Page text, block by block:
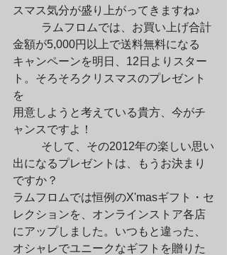
スマス気分が盛り上がってきますね♪
金額が5,000円以上で送料無料になる
キャンペーンを明日、12日よりスター
ト。そろそろクリスマスのプレゼント
を
用意しようと考えている貴方、今がチ
ャンスですよ！
出になるプレゼントは、もうお決まり
ですか？
ラムフロムでは恒例のX'masギフト・セ
レクションを、オンラインストア各店
にアップしました。いつもと違った、
オシャレでユニークなギフトを贈りた